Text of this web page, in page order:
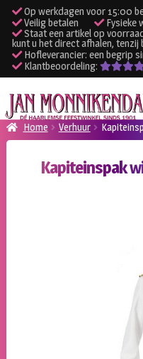
Op werkdagen voor 15:00
Veilig betalen
Fysieke
Staat een artikel op
kunt u het direct afhalen, tenzij
Hofleverancier: een begrip
Klantbeoordeling:
Ga
door
naar
Ga
naar
de Home Verhuur
Kapiteinspak